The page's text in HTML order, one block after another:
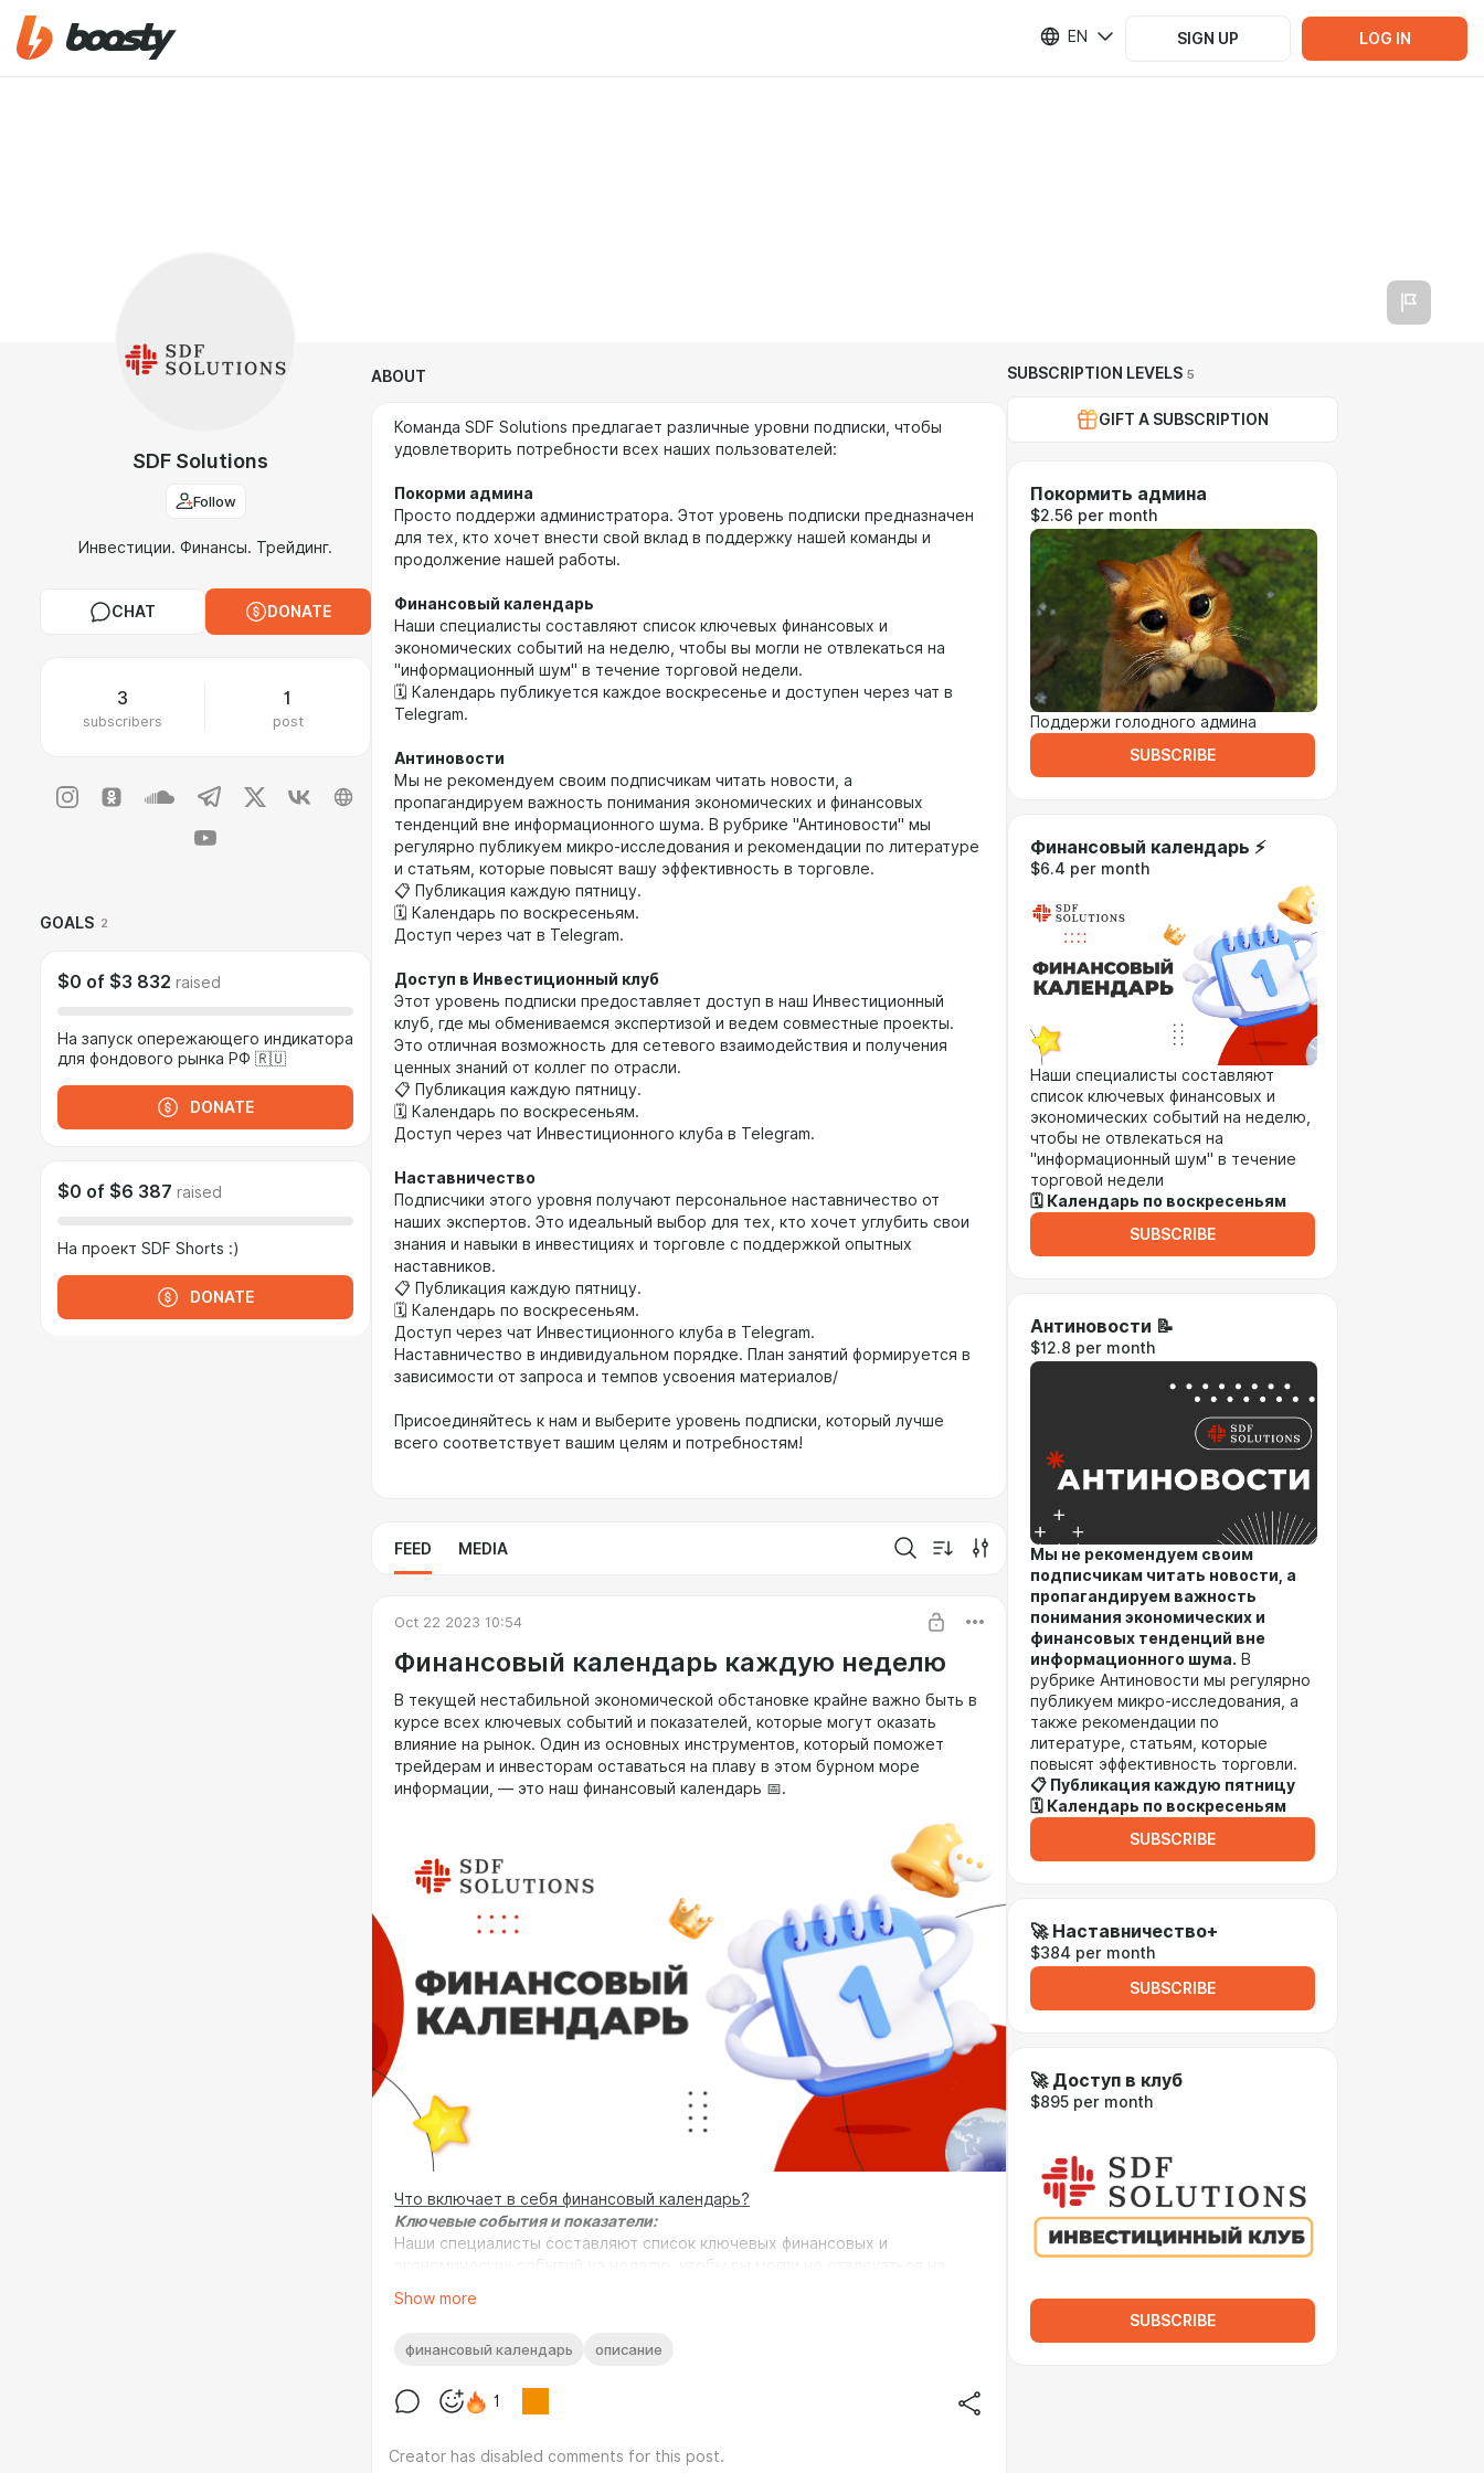
EN SIGN UP LOG IN
SDF Solutions
Follow
Инвестиции. Финансы. Трейдинг.
CHAT DONATE
3
subscribers
1
post
GOALS 2
$0 of $3 832 raised
На запуск опережающего индикатора
для фондового рынка РФ 🇷🇺
DONATE
$0 of $6 387 raised
На проект SDF Shorts :)
DONATE
ABOUT
Команда SDF Solutions предлагает различные уровни подписки, чтобы
удовлетворить потребности всех наших пользователей:
Покорми админа
Просто поддержи администратора. Этот уровень подписки предназначен
для тех, кто хочет внести свой вклад в поддержку нашей команды и
продолжение нашей работы.
Финансовый календарь
Наши специалисты составляют список ключевых финансовых и
экономических событий на неделю, чтобы вы могли не отвлекаться на
"информационный шум" в течение торговой недели.
🗓 Календарь публикуется каждое воскресенье и доступен через чат в
Telegram.
Антиновости
Мы не рекомендуем своим подписчикам читать новости, а
пропагандируем важность понимания экономических и финансовых
тенденций вне информационного шума. В рубрике "Антиновости" мы
регулярно публикуем микро-исследования и рекомендации по литературе
и статьям, которые повысят вашу эффективность в торговле.
📋 Публикация каждую пятницу.
🗓 Календарь по воскресеньям.
Доступ через чат в Telegram.
Доступ в Инвестиционный клуб
Этот уровень подписки предоставляет доступ в наш Инвестиционный
клуб, где мы обмениваемся экспертизой и ведем совместные проекты.
Это отличная возможность для сетевого взаимодействия и получения
ценных знаний от коллег по отрасли.
📋 Публикация каждую пятницу.
🗓 Календарь по воскресеньям.
Доступ через чат Инвестиционного клуба в Telegram.
Наставничество
Подписчики этого уровня получают персональное наставничество от
наших экспертов. Это идеальный выбор для тех, кто хочет углубить свои
знания и навыки в инвестициях и торговле с поддержкой опытных
наставников.
📋 Публикация каждую пятницу.
🗓 Календарь по воскресеньям.
Доступ через чат Инвестиционного клуба в Telegram.
Наставничество в индивидуальном порядке. План занятий формируется в
зависимости от запроса и темпов усвоения материалов/
Присоединяйтесь к нам и выберите уровень подписки, который лучше
всего соответствует вашим целям и потребностям!
FEED MEDIA
Oct 22 2023 10:54
Финансовый календарь каждую неделю
В текущей нестабильной экономической обстановке крайне важно быть в
курсе всех ключевых событий и показателей, которые могут оказать
влияние на рынок. Один из основных инструментов, который поможет
трейдерам и инвесторам оставаться на плаву в этом бурном море
информации, — это наш финансовый календарь 📅.
Что включает в себя финансовый календарь?
Ключевые события и показатели:
Наши специалисты составляют список ключевых финансовых и
экономических событий на неделю, чтобы вы могли не отвлекаться на
"информационный шум" в течение торговой недели.В календаре вы
найдете данные о решениях центральных банков о процентных ставках,
доверии.
Следя за экономическим календарем, специалисты могут прогнозировать
потенциальные реакции рынка и разрабатывать свои стратегии с учетом
движений на рынке 📈📉.
Show more
финансовый календарь описание
1
Creator has disabled comments for this post.
SUBSCRIPTION LEVELS 5
GIFT A SUBSCRIPTION
Покормить админа
$2.56 per month
Поддержи голодного админа
SUBSCRIBE
Финансовый календарь ⚡
$6.4 per month
Наши специалисты составляют
список ключевых финансовых и
экономических событий на неделю,
чтобы не отвлекаться на
"информационный шум" в течение
торговой недели
🗓 Календарь по воскресеньям
SUBSCRIBE
Антиновости 📝
$12.8 per month
Мы не рекомендуем своим
подписчикам читать новости, а
пропагандируем важность
понимания экономических и
финансовых тенденций вне
информационного шума. В
рубрике Антиновости мы регулярно
публикуем микро-исследования, а
также рекомендации по
литературе, статьям, которые
повысят эффективность торговли.
📋 Публикация каждую пятницу
🗓 Календарь по воскресеньям
SUBSCRIBE
🚀 Наставничество+
$384 per month
SUBSCRIBE
🚀 Доступ в клуб
$895 per month
SUBSCRIBE